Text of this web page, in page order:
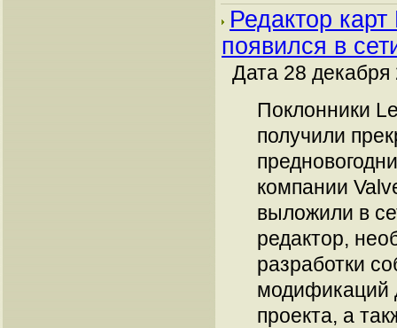
Редактор
появился в
Дата 28 декабря
Поклонники
получили
компании
выложили в
редактор,
разработки
модификаций
проекта, а